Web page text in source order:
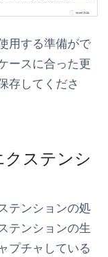
用する準備がで
ースに合った更
存してくださ
ステンシ
テンションの処
テンションの生
プチャしている